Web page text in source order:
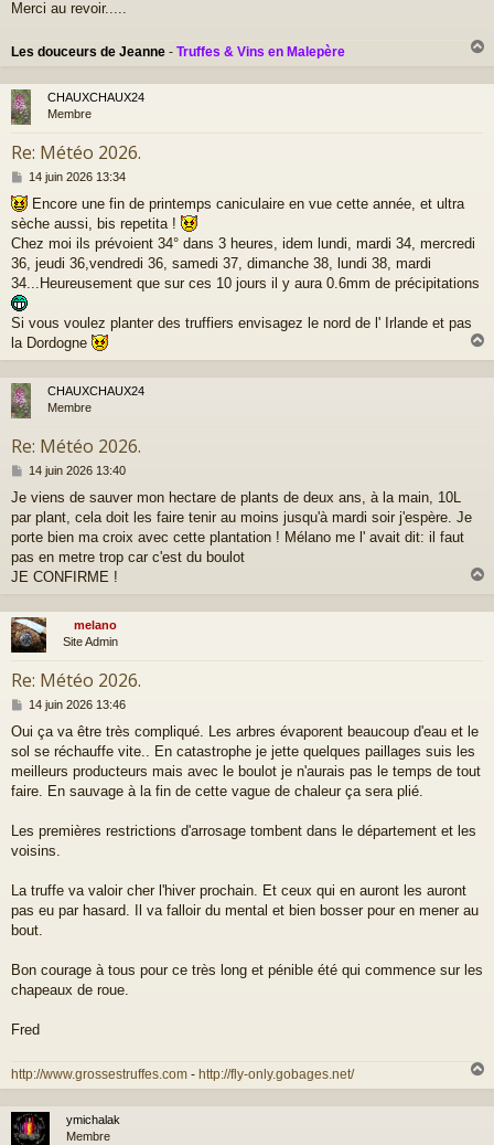
Merci au revoir.....
Les douceurs de Jeanne - Truffes & Vins en Malepère
u
CHAUXCHAUX24
Membre
Re: Météo 2026.
M
s
s
a
g
e
14 juin 2026 13:34
Encore une fin de printemps caniculaire en vue cette année, et ultra
sèche aussi, bis repetita !
Chez moi ils prévoient 34° dans 3 heures, idem lundi, mardi 34, mercredi
36, jeudi 36,vendredi 36, samedi 37, dimanche 38, lundi 38, mardi
34...Heureusement que sur ces 10 jours il y aura 0.6mm de précipitations
Si vous voulez planter des truffiers envisagez le nord de l' Irlande et pas
la Dordogne
a
CHAUXCHAUX24
Membre
Re: Météo 2026.
M
s
s
a
g
e
14 juin 2026 13:40
Je viens de sauver mon hectare de plants de deux ans, à la main, 10L
par plant, cela doit les faire tenir au moins jusqu'à mardi soir j'espère. Je
porte bien ma croix avec cette plantation ! Mélano me l' avait dit: il faut
pas en metre trop car c'est du boulot
JE CONFIRME !
u
melano
Site Admin
Re: Météo 2026.
M
s
s
a
g
14 juin 2026 13:46
Oui ça va être très compliqué. Les arbres évaporent beaucoup d'eau et le
sol se réchauffe vite.. En catastrophe je jette quelques paillages suis les
meilleurs producteurs mais avec le boulot je n'aurais pas le temps de tout
faire. En sauvage à la fin de cette vague de chaleur ça sera plié.
Les premières restrictions d'arrosage tombent dans le département et les
voisins.
La truffe va valoir cher l'hiver prochain. Et ceux qui en auront les auront
pas eu par hasard. Il va falloir du mental et bien bosser pour en mener au
bout.
Bon courage à tous pour ce très long et pénible été qui commence sur les
chapeaux de roue.
Fred
http://www.grossestruffes.com - http://fly-only.gobages.net/
a
ymichalak
Membre